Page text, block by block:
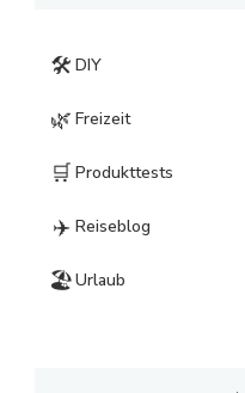
🛠️ DIY
🌿 Freizeit
🛒 Produkttests
✈️ Reiseblog
🏖️Urlaub